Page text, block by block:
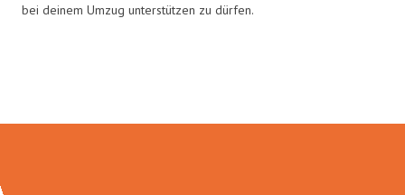
bei deinem Umzug unterstützen zu dürfen.